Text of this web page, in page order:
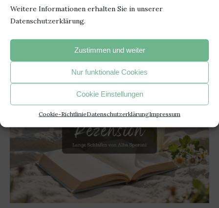
Weitere Informationen erhalten Sie in unserer
Datenschutzerklärung.
Zustimmen und weiter
Nur funktionale Cookies
Cookie Einstellungen
Cookie-RichtlinieDatenschutzerklärungImpressum
BELIEBTE ARTIKEL